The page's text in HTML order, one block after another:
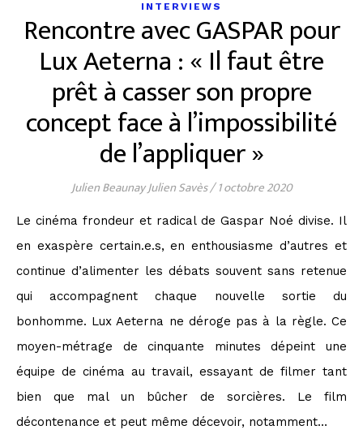
INTERVIEWS
Rencontre avec GASPAR pour
Lux Aeterna : « Il faut être
prêt à casser son propre
concept face à l’impossibilité
de l’appliquer »
Julien Beaunay Julien Savès/ 1 octobre 2020
Le cinéma frondeur et radical de Gaspar Noé divise. Il
en exaspère certain.e.s, en enthousiasme d’autres et
continue d’alimenter les débats souvent sans retenue
qui accompagnent chaque nouvelle sortie du
bonhomme. Lux Aeterna ne déroge pas à la règle. Ce
moyen-métrage de cinquante minutes dépeint une
équipe de cinéma au travail, essayant de filmer tant
bien que mal un bûcher de sorcières. Le film
décontenance et peut même décevoir, notamment…